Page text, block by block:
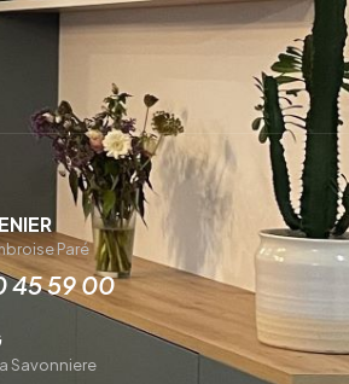
Paré
45 59 00
Savonniere